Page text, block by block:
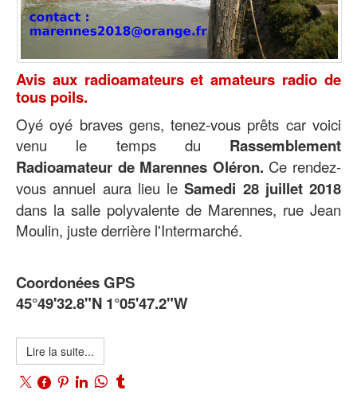
Avis aux radioamateurs et amateurs radio de
tous poils.
Oyé oyé braves gens, tenez-vous prêts car voici
venu le temps du Rassemblement
Radioamateur de Marennes Oléron. Ce rendez-
vous annuel aura lieu leSamedi 28 juillet 2018
dans la salle polyvalente de Marennes, rue Jean
Moulin, juste derrière l'Intermarché.
Coordonées GPS
45°49'32.8"N 1°05'47.2"W
Lire la suite...